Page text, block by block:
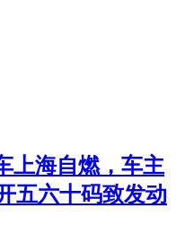
上海自燃，车主
五六十码致发动